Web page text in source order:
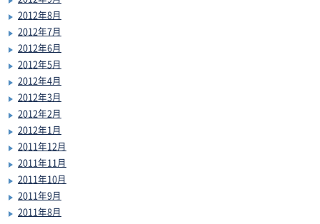
2012年8月
2012年7月
2012年6月
2012年5月
2012年4月
2012年3月
2012年2月
2012年1月
2011年12月
2011年11月
2011年10月
2011年9月
2011年8月